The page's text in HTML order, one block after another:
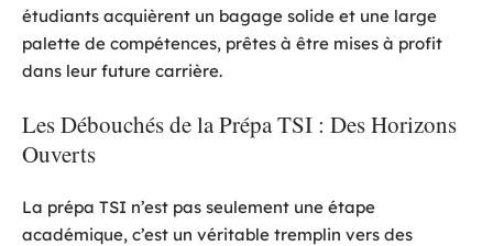
étudiants acquièrent un bagage solide et une large
palette de compétences, prêtes à être mises à profit
dans leur future carrière.
Les Débouchés de la Prépa TSI : Des Horizons
Ouverts
La prépa TSI n’est pas seulement une étape
académique, c’est un véritable tremplin vers des